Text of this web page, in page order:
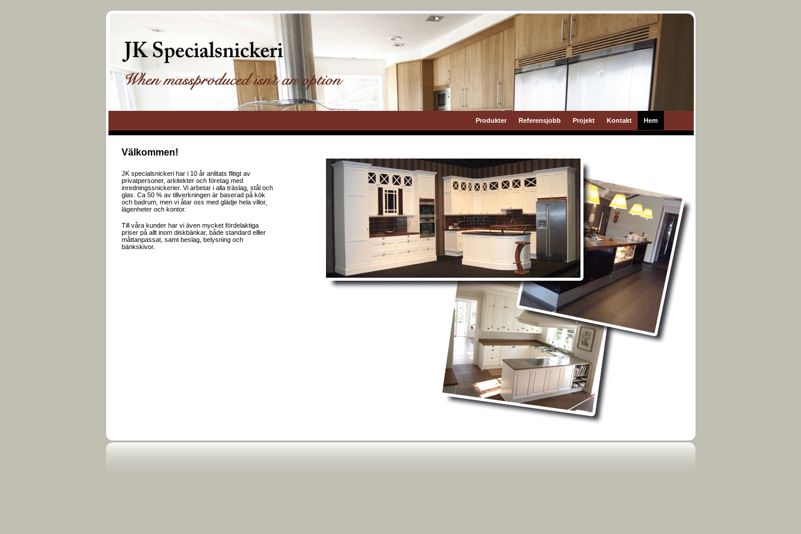
Produkter Referensjobb Projekt Kontakt Hem
Välkommen!
JK specialsnickeri har i 10 år anlitats flitigt av
privatpersoner, arkitekter och företag med
inredningssnickerier. Vi arbetar i alla träslag, stål och
glas. Ca 50 % av tillverkningen är baserad på kök
och badrum, men vi åtar oss med glädje hela villor,
lägenheter och kontor.
Till våra kunder har vi även mycket fördelaktiga
priser på allt inom diskbänkar, både standard elller
måttanpassat, samt beslag, belysning och
bänkskivor.